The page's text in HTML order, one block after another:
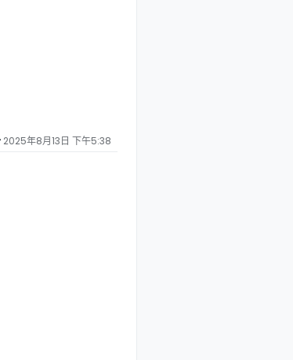
2025年8月13日 下午5:38